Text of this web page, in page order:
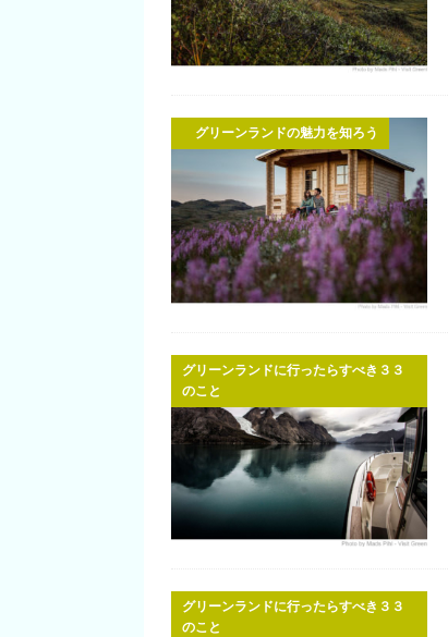
グリーンランドの魅力を知ろう
グリーンランドに行ったらすべき３３
のこと
グリーンランドに行ったらすべき３３
のこと